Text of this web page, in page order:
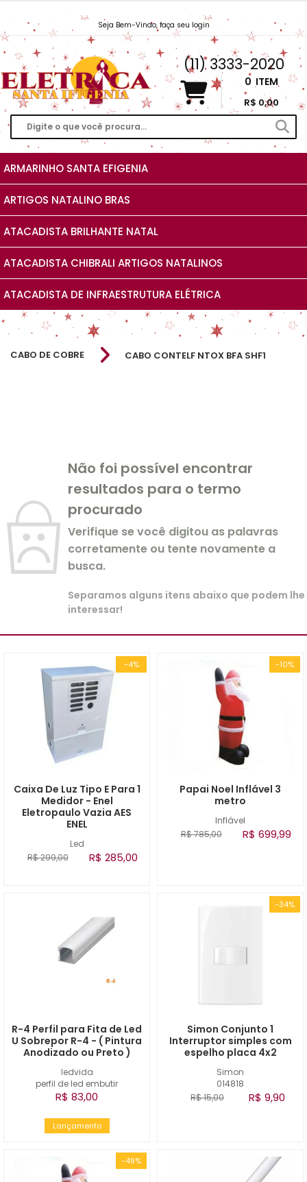
Seja Bem-Vindo, faça seu login
Vendas@EletricaSantaIfigenia.com.br
(11) 3333-2020
0 ITEM
R$ 0,00
ARMARINHO SANTA EFIGENIA
ARTIGOS NATALINO BRAS
ATACADISTA BRILHANTE NATAL
ATACADISTA CHIBRALI ARTIGOS NATALINOS
ATACADISTA DE INFRAESTRUTURA ELÉTRICA
CABO DE COBRE CABO CONTELF NTOX BFA SHF1
Não foi possível encontrar
resultados para o termo
procurado
Verifique se você digitou as palavras
corretamente ou tente novamente a
busca.
Separamos alguns itens abaixo que podem lhe
interessar!
-4%
Led
Caixa De Luz Tipo E Para 1
Medidor - Enel
Eletropaulo Vazia AES
ENEL
R$ 299,00 R$ 285,00
-10%
Inflável
Papai Noel Inflável 3
metro
R$ 785,00 R$ 699,99
ledvida
perfil de led embutir
R-4 Perfil para Fita de Led
U Sobrepor R-4 - ( Pintura
Anodizado ou Preto )
R$ 83,00
Lançamento
-34%
Simon
014818
Simon Conjunto 1
Interruptor simples com
espelho placa 4x2
R$ 15,00 R$ 9,90
-49%